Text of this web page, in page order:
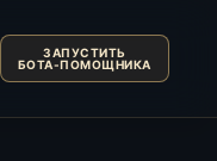
ЗАПУСТИТЬ
БОТА-ПОМОЩНИКА